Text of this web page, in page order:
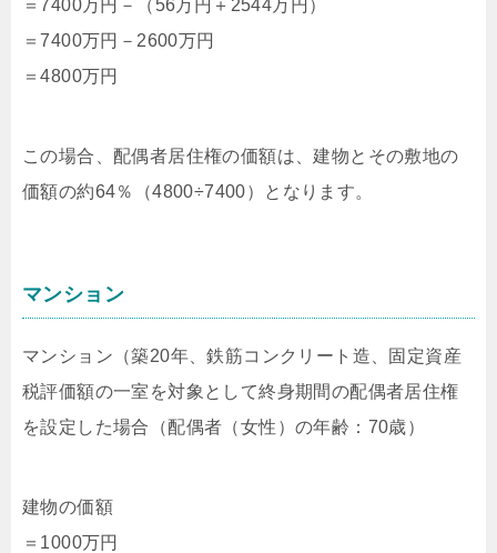
＝7400万円－（56万円＋2544万円）
＝7400万円－2600万円
＝4800万円
この場合、配偶者居住権の価額は、建物とその敷地の
価額の約64％（4800÷7400）となります。
マンション
マンション（築20年、鉄筋コンクリート造、固定資産
税評価額の一室を対象として終身期間の配偶者居住権
を設定した場合（配偶者（女性）の年齢：70歳）
建物の価額
＝1000万円